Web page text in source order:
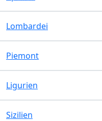
Lombardei
Piemont
Ligurien
Sizilien